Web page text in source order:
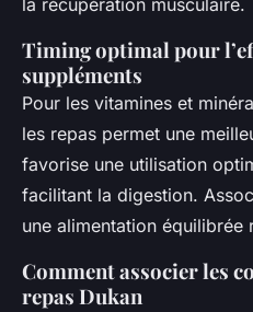
la récupération musculaire.
Timing optimal pour
suppléments
Pour les vitamines et
les repas permet une
favorise une utilisation
facilitant la digestion.
une alimentation équilibrée
Comment associer les
repas Dukan